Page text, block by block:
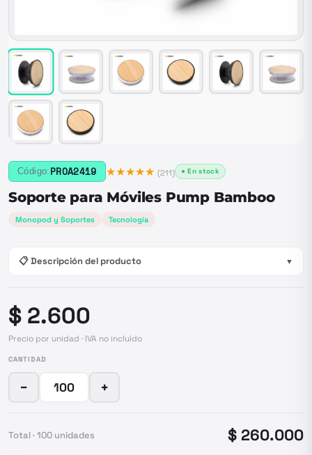
Código: PROA2419 ★★★★★ (211) ● En stock
Soporte para Móviles Pump Bamboo
Monopod y Soportes Tecnología
📋 Descripción del producto ▼
$ 2.600
Precio por unidad · IVA no incluido
CANTIDAD
− +
Total · 100 unidades $ 260.000